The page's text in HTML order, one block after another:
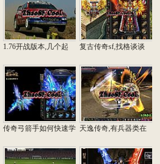
1.76开战版本,几个起 复古传奇sf,找格谈谈
传奇弓箭手如何快速学 天逸传奇,有兵器类在